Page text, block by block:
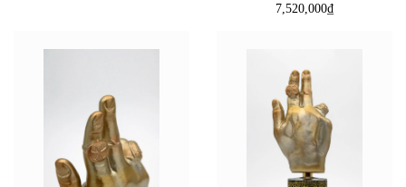
7,520,000₫